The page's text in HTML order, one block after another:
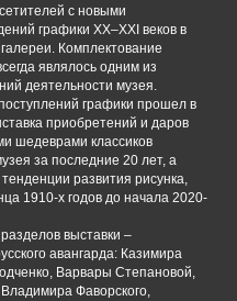
с новыми
графики ХХ–ХХI веков в
Комплектование
являлось одним из
деятельности музея.
графики прошел в
приобретений и даров
шедеврами классиков
за последние 20 лет, а
развития рисунка,
1910-х годов до начала 2020-
выставки –
авангарда: Казимира
Варвары Степановой,
Фаворского,